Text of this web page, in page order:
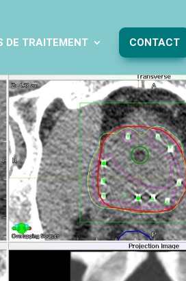
DE TRAITEMENT CONTACT